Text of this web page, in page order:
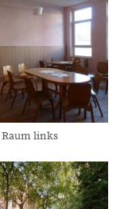
Raum links